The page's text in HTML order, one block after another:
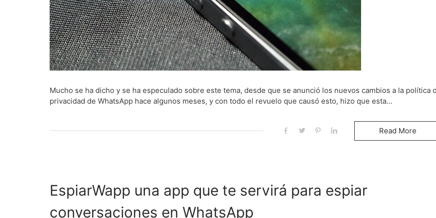
Mucho se ha dicho y se ha especulado sobre este tema, desde que se anunció los nuevos cambios a la política
privacidad de WhatsApp hace algunos meses, y con todo el revuelo que causó esto, hizo que esta...
Read More
EspiarWapp una app que te servirá para espiar
conversaciones en WhatsApp